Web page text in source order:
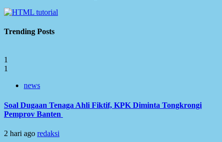
Trending Posts
1
1
news
Soal Dugaan Tenaga Ahli Fiktif, KPK Diminta Tongkrongi
Pemprov Banten
2 hari ago redaksi